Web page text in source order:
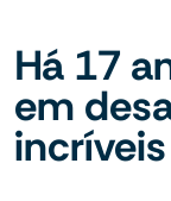
Há 17
em
incríveis